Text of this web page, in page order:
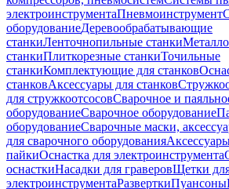
электроинструментаПневмоинструмент
оборудованиеДеревообрабатывающие
станкиЛенточнопильные станки
станкиПлиткорезные станкиТочильные
станкиКомплектующие для станков
станковАксессуары для станков
для стружкоотсосовСварочное и
оборудованиеСварочное оборудование
оборудованиеСварочные маски,
для сварочного оборудования
пайкиОснастка для электроинструмента
оснасткиНасадки для граверовЩетки
электроинструментаРазверткиПуансоны